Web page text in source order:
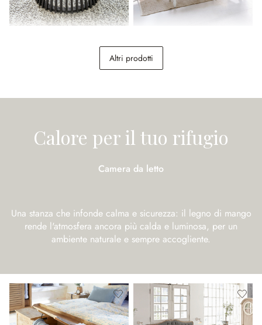
798,00 €
Altri prodotti
Calore per il tuo rifugio
Camera da letto
Una stanza che infonde calma e sicurezza: il legno di mango
rende l'atmosfera ancora più calda e luminosa, per un
ambiente naturale e sempre accogliente.